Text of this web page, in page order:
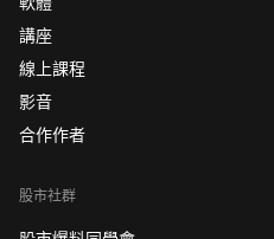
講座
線上課程
影音
合作作者
股市社群